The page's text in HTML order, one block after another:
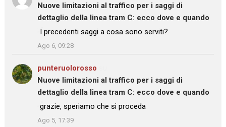
Nuove limitazioni al traffico per i saggi di
dettaglio della linea tram C: ecco dove e quando
: “I precedenti saggi a cosa sono serviti?
Ago 6, 09:28
punteruolorosso
Nuove limitazioni al traffico per i saggi di
dettaglio della linea tram C: ecco dove e quando
: “
grazie, speriamo che si proceda
”
Ago 5, 17:39